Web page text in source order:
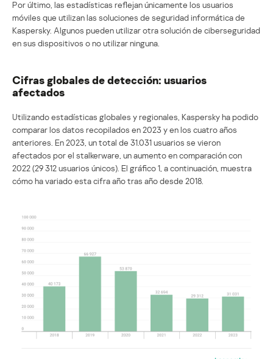
Por último, las estadísticas reflejan únicamente los usuarios
móviles que utilizan las soluciones de seguridad informática de
Kaspersky. Algunos pueden utilizar otra solución de ciberseguridad
en sus dispositivos o no utilizar ninguna.
Cifras globales de detección: usuarios
afectados
Utilizando estadísticas globales y regionales, Kaspersky ha podido
comparar los datos recopilados en 2023 y en los cuatro años
anteriores. En 2023, un total de 31.031 usuarios se vieron
afectados por el stalkerware, un aumento en comparación con
2022 (29 312 usuarios únicos). El gráfico 1, a continuación, muestra
cómo ha variado esta cifra año tras año desde 2018.